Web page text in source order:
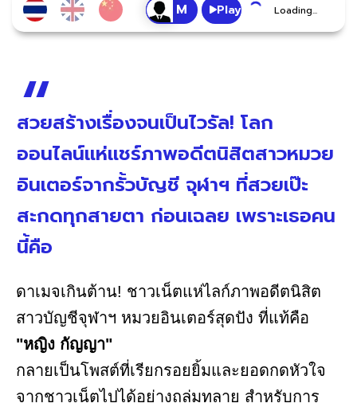
Play Loading...
สวยสร้างเรื่องจนเป็นไวรัล! โลก
ออนไลน์แห่แชร์ภาพอดีตนิสิตสาวหมวย
อินเตอร์จากรั้วบัญชี จุฬาฯ ที่สวยเป๊ะ
สะกดทุกสายตา ก่อนเฉลย เพราะเธอคน
นี้คือ
ดาเมจเกินต้าน! ชาวเน็ตแห่ไลก์ภาพอดีตนิสิต
สาวบัญชีจุฬาฯ หมวยอินเตอร์สุดปัง ที่แท้คือ
"หญิง กัญญา"
กลายเป็นโพสต์ที่เรียกรอยยิ้มและยอดกดหัวใจ
จากชาวเน็ตไปได้อย่างถล่มทลาย สำหรับการ